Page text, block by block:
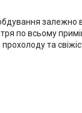
залежно
по всьому
та